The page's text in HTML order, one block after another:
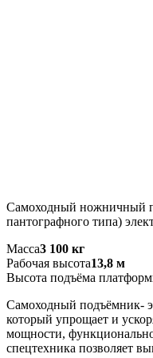
Самоходный ножничный
пантографного типа)
Масса3 100 кг
Рабочая высота13,8 м
Высота подъёма
Самоходный подъёмник-
который упрощает и
мощности,
спецтехника позволяет